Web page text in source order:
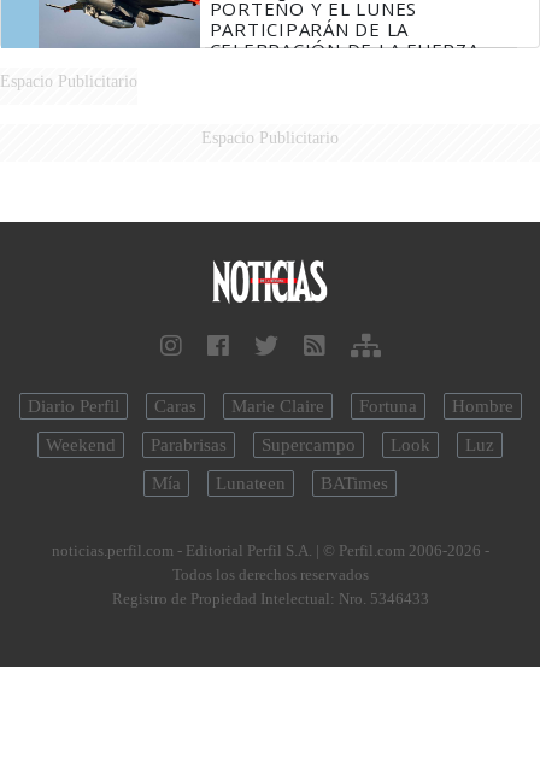
PORTEÑO Y EL LUNES
PARTICIPARÁN DE LA
CELEBRACIÓN DE LA FUERZA
Espacio Publicitario
Espacio Publicitario
Diario Perfil Caras Marie Claire Fortuna
Hombre
Weekend
Parabrisas Supercampo Look
Luz
Mía
Lunateen BATimes
noticias.perfil.com - Editorial Perfil S.A. | © Perfil.com 2006-2026 -
Todos los derechos reservados
Registro de Propiedad Intelectual: Nro. 5346433